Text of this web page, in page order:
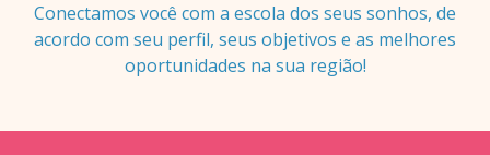
Conectamos você com a escola dos seus sonhos, de
acordo com seu perfil, seus objetivos e as melhores
oportunidades na sua região!